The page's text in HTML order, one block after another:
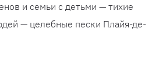
и семьи с детьми — тихие
— целебные пески Плайя-де-